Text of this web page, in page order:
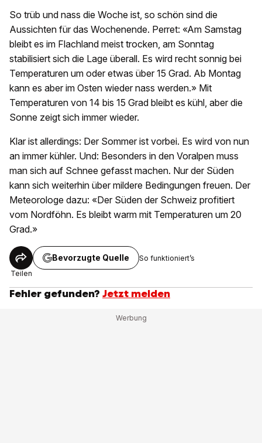
So trüb und nass die Woche ist, so schön sind die
Aussichten für das Wochenende. Perret: «Am Samstag
bleibt es im Flachland meist trocken, am Sonntag
stabilisiert sich die Lage überall. Es wird recht sonnig bei
Temperaturen um oder etwas über 15 Grad. Ab Montag
kann es aber im Osten wieder nass werden.» Mit
Temperaturen von 14 bis 15 Grad bleibt es kühl, aber die
Sonne zeigt sich immer wieder.
Klar ist allerdings: Der Sommer ist vorbei. Es wird von nun
an immer kühler. Und: Besonders in den Voralpen muss
man sich auf Schnee gefasst machen. Nur der Süden
kann sich weiterhin über mildere Bedingungen freuen. Der
Meteorologe dazu: «Der Süden der Schweiz profitiert
vom Nordföhn. Es bleibt warm mit Temperaturen um 20
Grad.»
Teilen
Bevorzugte Quelle So funktioniert’s
Fehler gefunden? Jetzt melden